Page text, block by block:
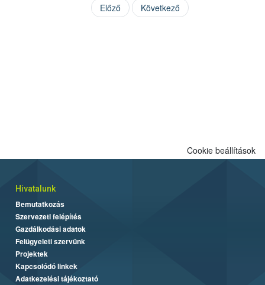
Előző Következő
Cookie beállítások
Hivatalunk
Bemutatkozás
Szervezeti felépítés
Gazdálkodási adatok
Felügyeleti szervünk
Projektek
Kapcsolódó linkek
Adatkezelési tájékoztató